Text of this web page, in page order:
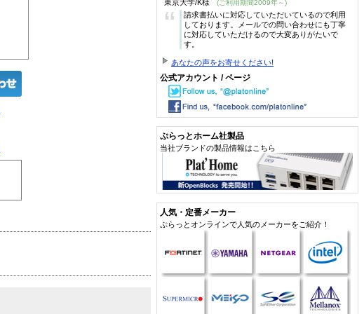
東京大学/K様 (ご利用期間2009年～)
“
請求書払いに対応していただいているので利用
しております。メールでの問い合わせにも丁寧
に対応していただけるので大変ありがたいで
す。
あなたの声をお寄せください!
公式アカウント / ページ
ぷらっとホーム社製品
当社ブランドの製品情報はこちら
人気・定番メーカー
ぷらっとオンラインで人気のメーカーをご紹介！